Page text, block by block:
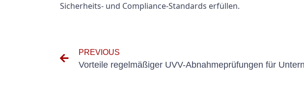
Sicherheits- und Compliance-Standards erfüllen.
PREVIOUS